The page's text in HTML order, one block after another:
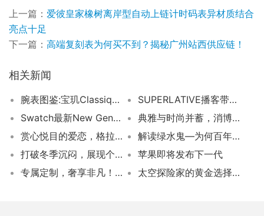
上一篇： 爱彼皇家橡树离岸型自动上链计时码表异材质结合
亮点十足
下一篇： 高端复刻表为何买不到？揭秘广州站西供应链！
相关新闻
腕表图鉴:宝玑Classique经典系列和雅典表鎏金系列灵兔生肖腕表
SUPERLATIVE播客带你深入奢侈品企业背后
Swatch最新New Gent系列腕表热销中
典雅与时尚并蓄，消博会见证浪琴魅力
赏心悦目的爱恋，格拉苏蒂诠释爱的华章
解读绿水鬼—为何百年经典仍备受追捧？
打破冬季沉闷，展现个性，亮色才是王道！
苹果即将发布下一代
专属定制，奢享非凡！帝舵美国精品店等你来
太空探险家的黄金选择：欧米茄超霸要你驰骋宇宙！